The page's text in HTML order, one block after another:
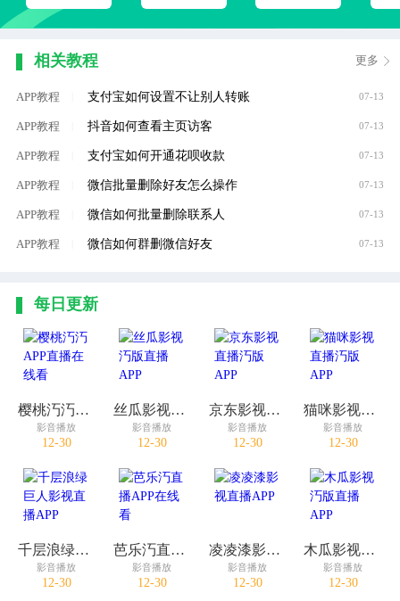
相关教程 更多
APP教程 支付宝如何设置不让别人转账 07-13
APP教程 抖音如何查看主页访客 07-13
APP教程 支付宝如何开通花呗收款 07-13
APP教程 微信批量删除好友怎么操作 07-13
APP教程 微信如何批量删除联系人 07-13
APP教程 微信如何群删微信好友 07-13
每日更新
樱桃汅汅APP直播在线看
影音播放
12-30
丝瓜影视汅版直播APP
影音播放
12-30
京东影视直播汅版APP
影音播放
12-30
猫咪影视直播汅版APP
影音播放
12-30
千层浪绿巨人影视直播APP
影音播放
12-30
芭乐汅直播APP在线看
影音播放
12-30
凌凌漆影视直播APP
影音播放
12-30
木瓜影视汅版直播APP
影音播放
12-30